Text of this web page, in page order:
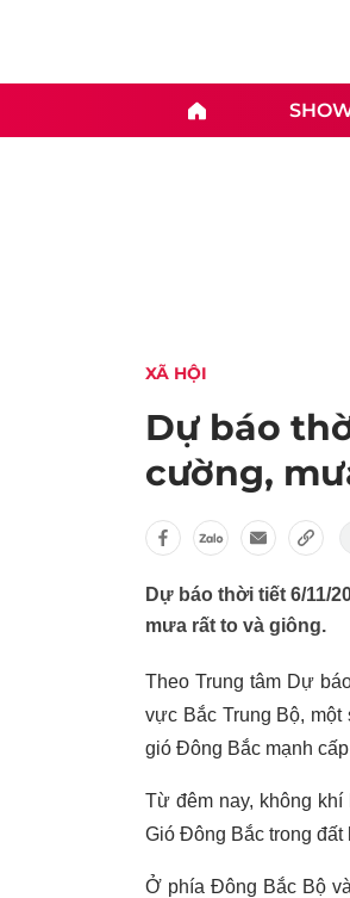
XÃ HỘI
Dự báo
cường,
Dự báo thời tiết 6/11/
mưa rất to và giông.
Theo Trung tâm Dự
vực Bắc Trung Bộ,
gió Đông Bắc mạnh
Từ đêm nay, không
Gió Đông Bắc trong đất
Ở phía Đông Bắc Bộ